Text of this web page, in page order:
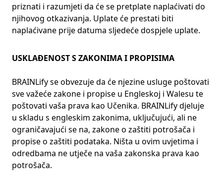
priznati i razumjeti da će se pretplate naplaćivati do
njihovog otkazivanja. Uplate će prestati biti
naplaćivane prije datuma sljedeće dospjele uplate.
USKLAĐENOST S ZAKONIMA I PROPISIMA
BRAINLify se obvezuje da će njezine usluge poštovati
sve važeće zakone i propise u Engleskoj i Walesu te
poštovati vaša prava kao Učenika. BRAINLify djeluje
u skladu s engleskim zakonima, uključujući, ali ne
ograničavajući se na, zakone o zaštiti potrošača i
propise o zaštiti podataka. Ništa u ovim uvjetima i
odredbama ne utječe na vaša zakonska prava kao
potrošača.